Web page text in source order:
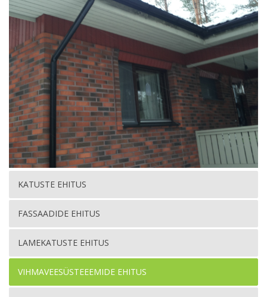
KATUSTE EHITUS
FASSAADIDE EHITUS
LAMEKATUSTE EHITUS
VIHMAVEESÜSTEEEMIDE EHITUS